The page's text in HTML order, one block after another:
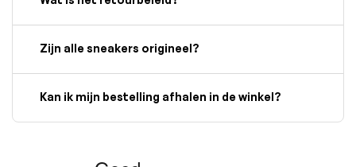
Zijn alle sneakers origineel?
Kan ik mijn bestelling afhalen in de winkel?